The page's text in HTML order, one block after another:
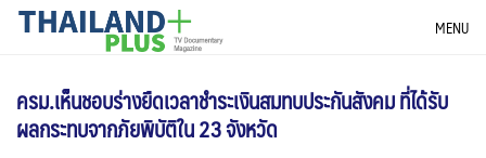
SkipTHAILANDPLUS NEWS MENU
ครม.เห็นชอบร่างยืดเวลาชำระเงินสมทบประกันสังคม ที่ได้รับ
ผลกระทบจากภัยพิบัติใน 23 จังหวัด